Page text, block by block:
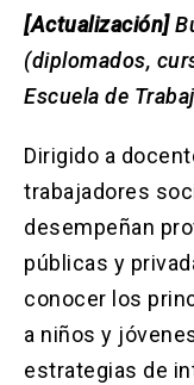
en
una
ACCESOS UC
enlace
se
abre
en
una
nueva
pestaña)
Correo
(El
se
abre
una
nueva
pestaña)
[Actualización]
(diplomados,
Escuela de
Dirigido a
trabajadores
desempeñan
públicas y
conocer los
a niños y
estrategias de